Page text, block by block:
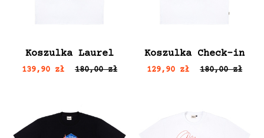
Koszulka Laurel
139,90 zł 180,00 zł
Koszulka Check-in
129,90 zł 180,00 zł